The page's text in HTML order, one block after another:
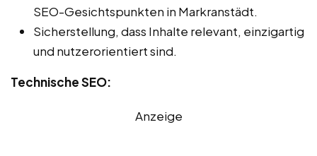
SEO-Gesichtspunkten in Markranstädt.
Sicherstellung, dass Inhalte relevant, einzigartig
und nutzerorientiert sind.
Technische SEO:
Anzeige